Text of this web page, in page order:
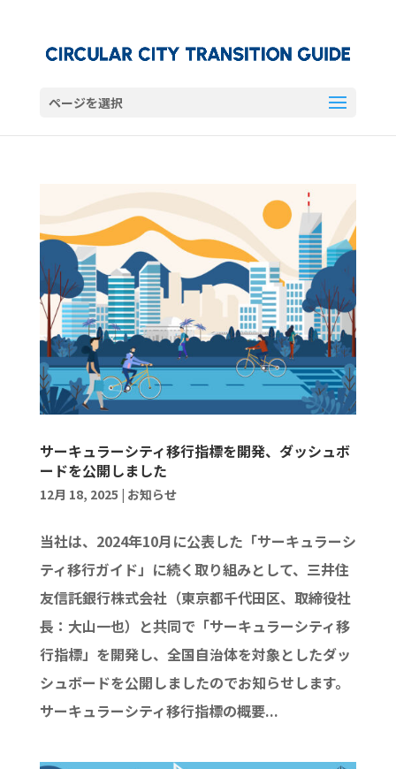
ページを選択
サーキュラーシティ移行指標を開発、ダッシュボ
ードを公開しました
12月 18, 2025 | お知らせ
当社は、2024年10月に公表した「サーキュラーシ
ティ移行ガイド」に続く取り組みとして、三井住
友信託銀行株式会社（東京都千代田区、取締役社
長：大山一也）と共同で「サーキュラーシティ移
行指標」を開発し、全国自治体を対象としたダッ
シュボードを公開しましたのでお知らせします。
サーキュラーシティ移行指標の概要...